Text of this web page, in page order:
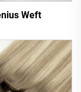
Weft